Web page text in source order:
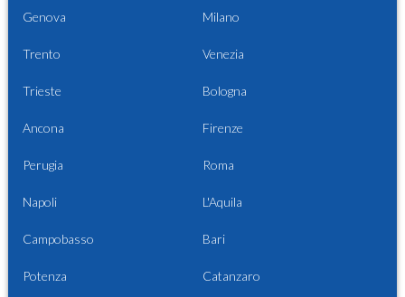
Genova Milano
Trento Venezia
Trieste Bologna
Ancona Firenze
Perugia Roma
Napoli L'Aquila
Campobasso Bari
Potenza Catanzaro